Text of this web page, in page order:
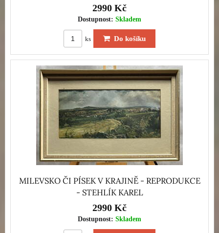
2990 Kč
Dostupnost: Skladem
ks Do košíku
MILEVSKO ČI PÍSEK V KRAJINĚ - REPRODUKCE
- STEHLÍK KAREL
2990 Kč
Dostupnost: Skladem